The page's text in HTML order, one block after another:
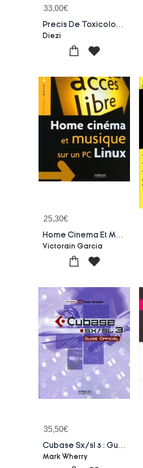
33,00€
Diezi
25,30€
Victorain Garcia
35,50€
Mark Wherry